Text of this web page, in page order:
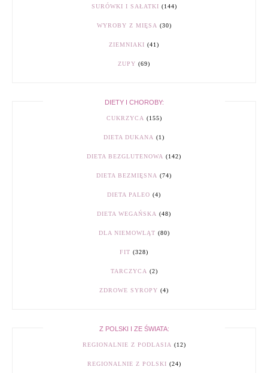
SURÓWKI I SAŁATKI (144)
WYROBY Z MIĘSA (30)
ZIEMNIAKI (41)
ZUPY (69)
DIETY I CHOROBY:
CUKRZYCA (155)
DIETA DUKANA (1)
DIETA BEZGLUTENOWA (142)
DIETA BEZMIĘSNA (74)
DIETA PALEO (4)
DIETA WEGAŃSKA (48)
DLA NIEMOWLĄT (80)
FIT (328)
TARCZYCA (2)
ZDROWE SYROPY (4)
Z POLSKI I ZE ŚWIATA:
REGIONALNIE Z PODLASIA (12)
REGIONALNIE Z POLSKI (24)